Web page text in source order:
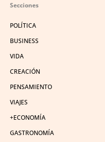
Secciones
POLÍTICA
BUSINESS
VIDA
CREACIÓN
PENSAMIENTO
VIAJES
+ECONOMÍA
GASTRONOMÍA